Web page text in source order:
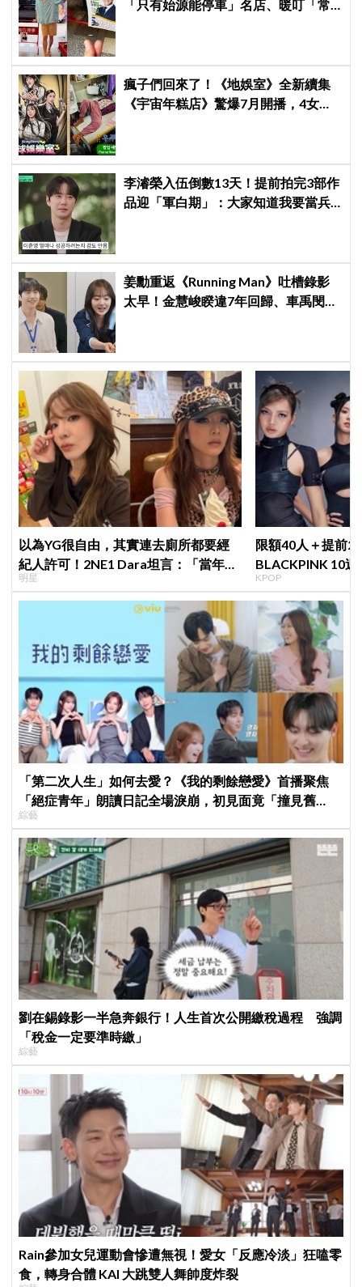
「只有始源能停車」名店、暖叮「常
瘋子們回來了！《地娛室》全新續集
《宇宙年糕店》驚爆7月開播，4女慘
李濬榮入伍倒數13天！提前拍完3部作
品迎「軍白期」：大家知道我要當兵
姜勳重返《Running Man》吐槽錄影
太早！金慧峻睽違7年回歸、車禹閔首
以為YG很自由，其實連去廁所都要經
紀人許可！2NE1 Dara坦言：「當年超
羨慕少女時代」
明星
限額40人＋提前2
BLACKPINK 10
衍」，YG急證實
KPOP
「第二次人生」如何去愛？《我的剩餘戀愛》首播聚焦
「絕症青年」朗讀日記全場淚崩，初見面竟「撞見舊
識」！
綜藝
劉在錫錄影一半急奔銀行！人生首次公開繳稅過程 強調
「稅金一定要準時繳」
綜藝
Rain參加女兒運動會慘遭無視！愛女「反應冷淡」狂嗑零
食，轉身合體 KAI 大跳雙人舞帥度炸裂